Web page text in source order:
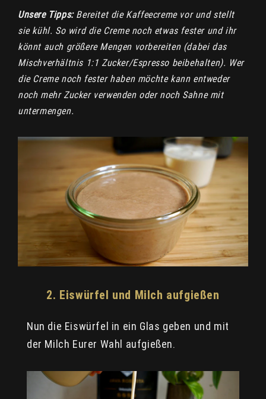
Unsere Tipps:Bereitet die Kaffeecreme vor und stellt
sie kühl. So wird die Creme noch etwas fester und ihr
könnt auch größere Mengen vorbereiten (dabei das
Mischverhältnis 1:1 Zucker/Espresso beibehalten). Wer
die Creme noch fester haben möchte kann entweder
noch mehr Zucker verwenden oder noch Sahne mit
untermengen.
2. Eiswürfel und Milch aufgießen
Nun die Eiswürfel in ein Glas geben und mit
der Milch Eurer Wahl aufgießen.